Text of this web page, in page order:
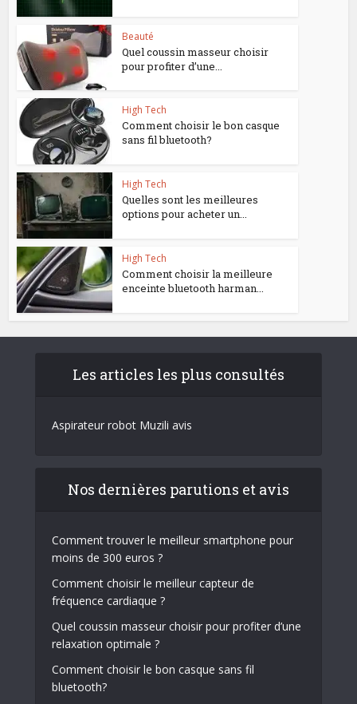
Beauté
Quel coussin masseur choisir
pour profiter d’une...
High Tech
Comment choisir le bon casque
sans fil bluetooth?
High Tech
Quelles sont les meilleures
options pour acheter un...
High Tech
Comment choisir la meilleure
enceinte bluetooth harman...
Les articles les plus consultés
Aspirateur robot Muzili avis
Nos dernières parutions et avis
Comment trouver le meilleur smartphone pour
moins de 300 euros ?
Comment choisir le meilleur capteur de
fréquence cardiaque ?
Quel coussin masseur choisir pour profiter d’une
relaxation optimale ?
Comment choisir le bon casque sans fil
bluetooth?